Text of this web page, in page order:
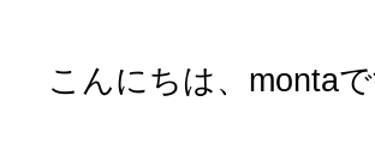
こんにちは、montaで